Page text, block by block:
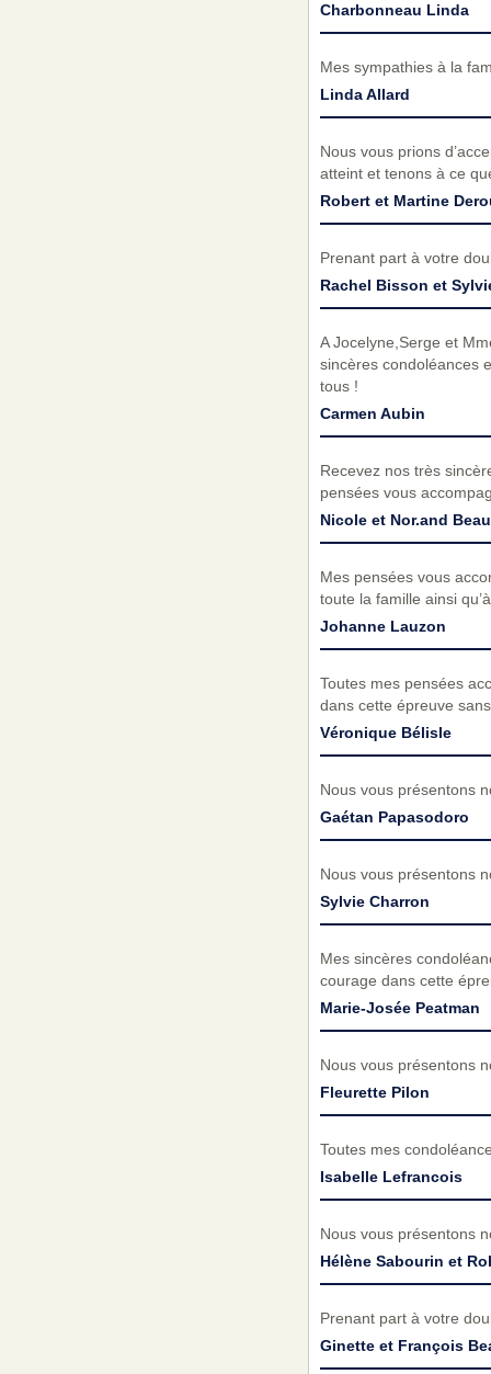
Charbonneau Linda
Mes sympathies à la
Linda Allard
Nous vous prions
atteint et tenons à ce
Robert et Martine
Prenant part à votre
Rachel Bisson et
A Jocelyne,Serge et
sincères condoléances
tous !
Carmen Aubin
Recevez nos très
pensées vous
Nicole et Nor.and
Mes pensées vous
toute la famille ainsi
Johanne Lauzon
Toutes mes pensées
dans cette épreuve
Véronique Bélisle
Nous vous présentons
Gaétan Papasodoro
Nous vous présentons
Sylvie Charron
Mes sincères
courage dans cette
Marie-Josée Peatman
Nous vous présentons
Fleurette Pilon
Toutes mes
Isabelle Lefrancois
Nous vous présentons
Hélène Sabourin et
Prenant part à votre
Ginette et François